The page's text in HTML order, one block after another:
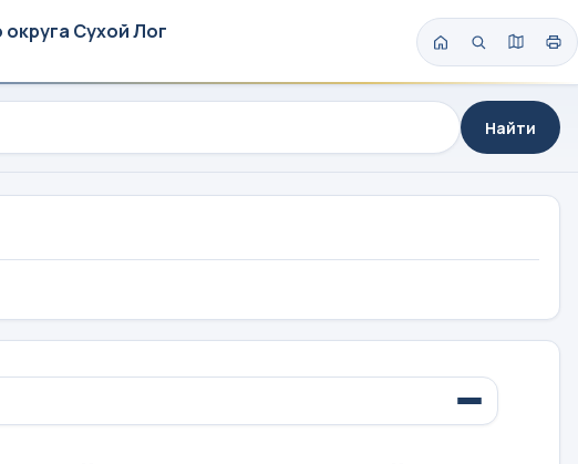
Сухой Лог
Найти